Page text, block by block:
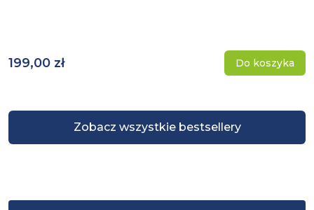
Zobacz wszystkie bestsellery
199,00 zł Do koszyka